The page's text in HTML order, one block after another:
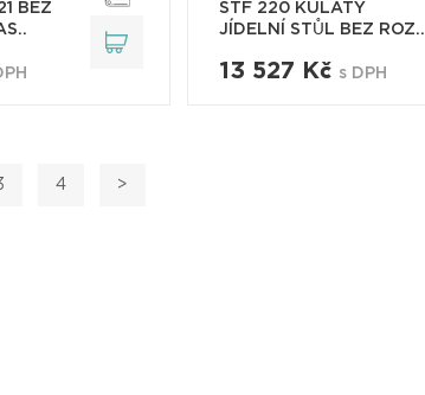
BEZ
STF 220 KULATÝ
JÍDELNÍ STŮL BEZ ROZ..
13 527 Kč s DPH
4 >